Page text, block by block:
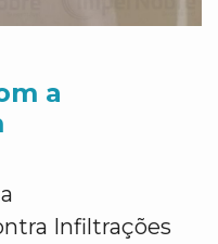
a
Infiltrações